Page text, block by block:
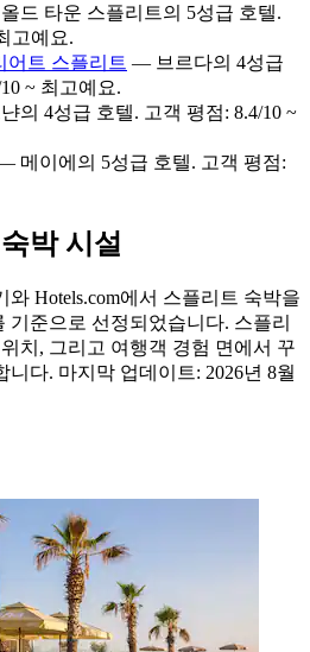
드 타운 스플리트의 5성급 호텔.
고예요.
어트 스플리트 — 브르다의 4성급
~ 최고예요.
의 4성급 호텔. 고객 평점: 8.4/10 ~
메이에의 5성급 호텔. 고객 평점:
박 시설
Hotels.com에서 스플리트 숙박을
기준으로 선정되었습니다. 스플리
치, 그리고 여행객 경험 면에서 꾸
니다. 마지막 업데이트: 2026년 8월